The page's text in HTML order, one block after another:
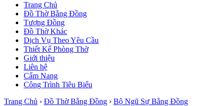
Trang Chủ
Đồ Thờ Bằng Đồng
Tượng Đồng
Đồ Thờ Khác
Dịch Vụ Theo Yêu Cầu
Thiết Kế Phòng Thờ
Giới thiệu
Liên hệ
Cẩm Nang
Công Trình Tiêu Biểu
Trang Chủ › Đồ Thờ Bằng Đồng › Bộ Ngũ Sự Bằng Đồng